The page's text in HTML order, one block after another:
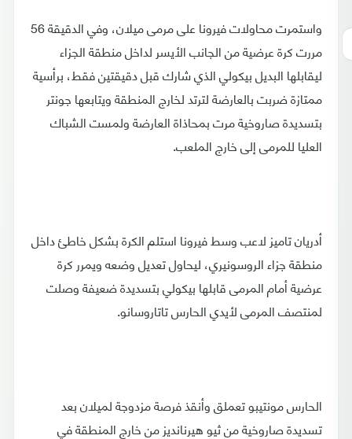
واستمرت محاولات فيرونا على مرمى ميلان، وفي الدقيقة 56
مررت كرة عرضية من الجانب الأيسر لداخل منطقة الجزاء
ليقابلها البديل بيكولي الذي شارك قبل دقيقتين فقط، برأسية
ممتازة ضربت بالعارضة لترتد لخارج المنطقة ويتابعها جونتر
بتسديدة صاروخية مرت بمحاذاة العارضة ولمست الشباك
العليا للمرمى إلى خارج الملعب.
أدريان تاميز لاعب وسط فيرونا استلم الكرة بشكل خاطئ داخل
منطقة جزاء الروسونيري، ليحاول تعديل وضعه ويمرر كرة
عرضية أمام المرمى قابلها بيكولي بتسديدة ضعيفة وصلت
لمنتصف المرمى لأيدي الحارس تاتاروسانو.
الحارس مونتيبو تعملق وأنقذ فرصة مزدوجة لميلان بعد
تسديدة صاروخية من ثيو هيرنانديز من خارج المنطقة في